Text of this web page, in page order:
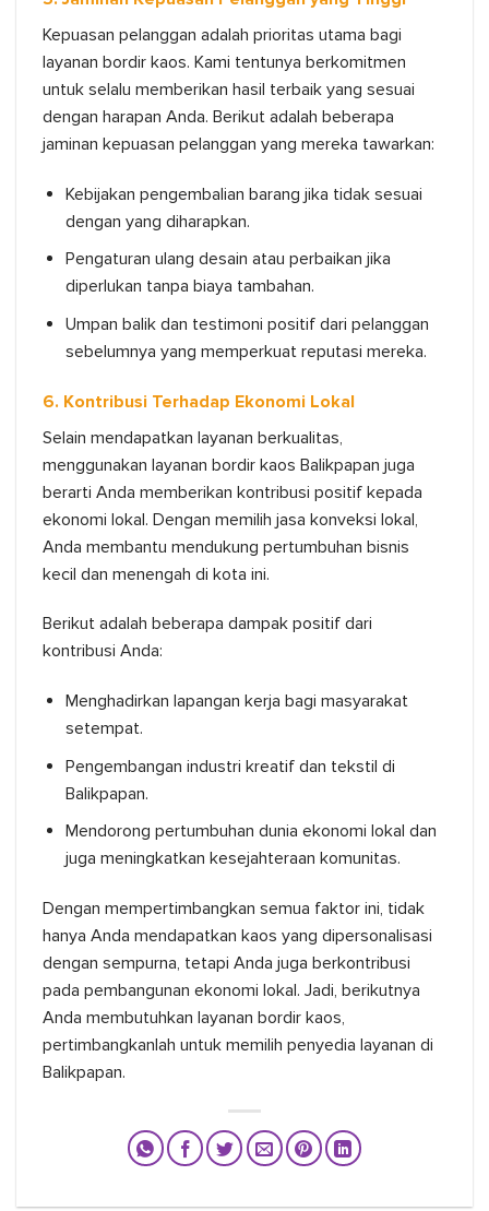
Kepuasan pelanggan adalah prioritas utama bagi
layanan bordir kaos. Kami tentunya berkomitmen
untuk selalu memberikan hasil terbaik yang sesuai
dengan harapan Anda. Berikut adalah beberapa
jaminan kepuasan pelanggan yang mereka tawarkan:
Kebijakan pengembalian barang jika tidak sesuai
dengan yang diharapkan.
Pengaturan ulang desain atau perbaikan jika
diperlukan tanpa biaya tambahan.
Umpan balik dan testimoni positif dari pelanggan
sebelumnya yang memperkuat reputasi mereka.
6. Kontribusi Terhadap Ekonomi Lokal
Selain mendapatkan layanan berkualitas,
menggunakan layanan bordir kaos Balikpapan juga
berarti Anda memberikan kontribusi positif kepada
ekonomi lokal. Dengan memilih jasa konveksi lokal,
Anda membantu mendukung pertumbuhan bisnis
kecil dan menengah di kota ini.
Berikut adalah beberapa dampak positif dari
kontribusi Anda:
Menghadirkan lapangan kerja bagi masyarakat
setempat.
Pengembangan industri kreatif dan tekstil di
Balikpapan.
Mendorong pertumbuhan dunia ekonomi lokal dan
juga meningkatkan kesejahteraan komunitas.
Dengan mempertimbangkan semua faktor ini, tidak
hanya Anda mendapatkan kaos yang dipersonalisasi
dengan sempurna, tetapi Anda juga berkontribusi
pada pembangunan ekonomi lokal. Jadi, berikutnya
Anda membutuhkan layanan bordir kaos,
pertimbangkanlah untuk memilih penyedia layanan di
Balikpapan.